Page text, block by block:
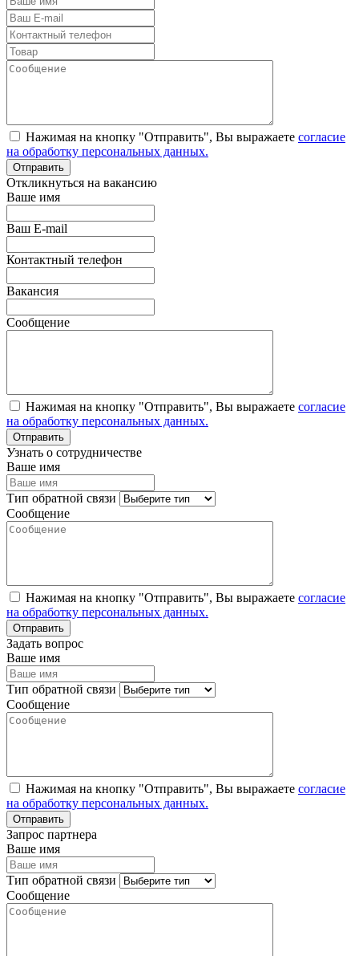
Нажимая на кнопку "Отправить", Вы выражаете согласие
на обработку персональных данных.
Откликнуться на вакансию
Ваше имя
Ваш E-mail
Контактный телефон
Вакансия
Сообщение
Нажимая на кнопку "Отправить", Вы выражаете согласие
на обработку персональных данных.
Узнать о сотрудничестве
Ваше имя
Тип обратной связи
Сообщение
Нажимая на кнопку "Отправить", Вы выражаете согласие
на обработку персональных данных.
Задать вопрос
Ваше имя
Тип обратной связи
Сообщение
Нажимая на кнопку "Отправить", Вы выражаете согласие
на обработку персональных данных.
Запрос партнера
Ваше имя
Тип обратной связи
Сообщение